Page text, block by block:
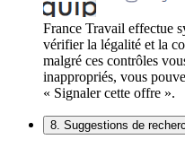
France Travail effectue
vérifier la légalité et la
malgré ces contrôles
inappropriés, vous
« Signaler cette offre ».
8. Suggestions de